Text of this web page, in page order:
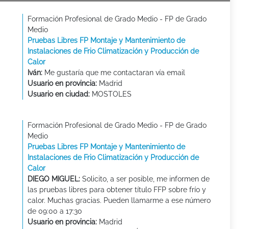
Formación Profesional de Grado Medio - FP de Grado
Medio
Pruebas Libres FP Montaje y Mantenimiento de
Instalaciones de Frio Climatización y Producción de
Calor
Iván: Me gustaría que me contactaran vía email
Usuario en provincia: Madrid
Usuario en ciudad: MOSTOLES
Formación Profesional de Grado Medio - FP de Grado
Medio
Pruebas Libres FP Montaje y Mantenimiento de
Instalaciones de Frio Climatización y Producción de
Calor
DIEGO MIGUEL: Solicito, a ser posible, me informen de
las pruebas libres para obtener título FFP sobre frío y
calor. Muchas gracias. Pueden llamarme a ese número
de 09:00 a 17:30
Usuario en provincia: Madrid